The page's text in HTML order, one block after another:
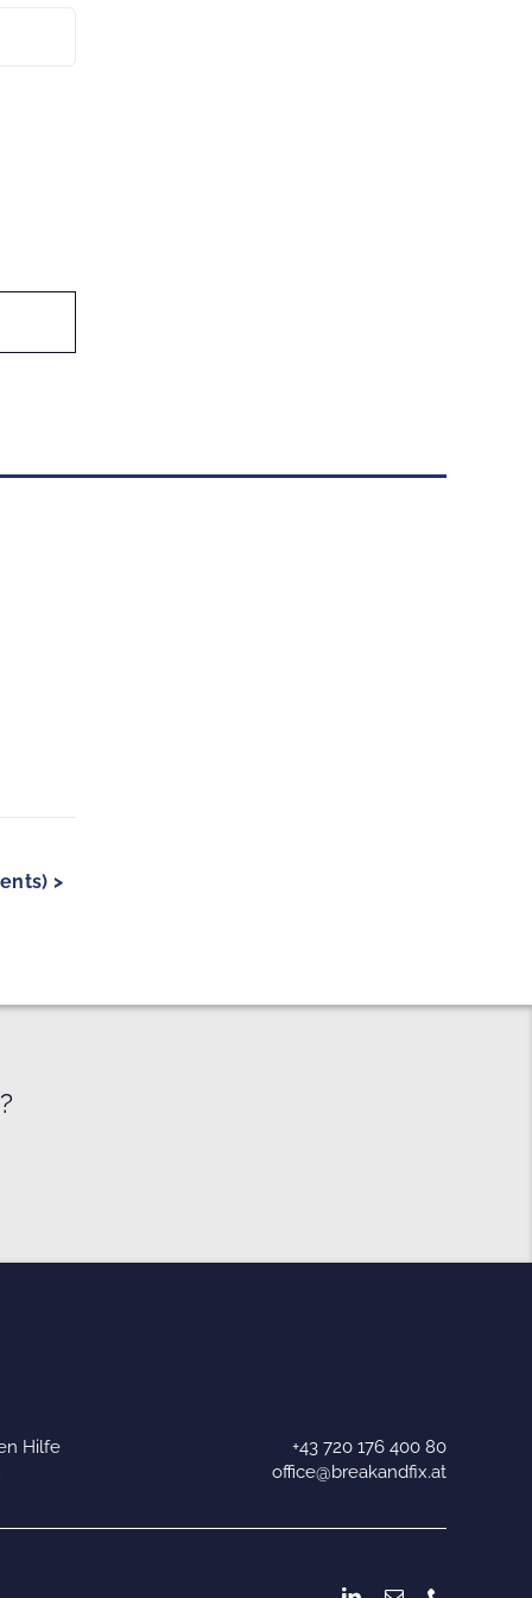
>
Hilfe
+43 720 176 400 80
office@breakandfix.at